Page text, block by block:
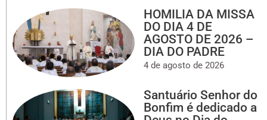
HOMILIA DA MISSA
DO DIA 4 DE
AGOSTO DE 2026 –
DIA DO PADRE
4 de agosto de 2026
Santuário Senhor do
Bonfim é dedicado a